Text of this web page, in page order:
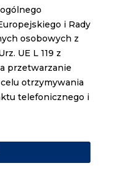
i Rady
osobowych z
UE L 119 z
przetwarzanie
otrzymywania
telefonicznego i